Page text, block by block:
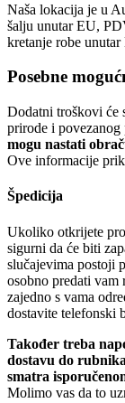
Naša lokacija je u
šalju unutar EU,
kretanje robe
Posebne
Dodatni troškovi će
prirode i povezanog
mogu nastati
Ove informacije
Špedicija
Ukoliko otkrijete
sigurni da će biti
slučajevima postoji
osobno predati vam
zajedno s vama
dostavite telefonski
Također treba
dostavu do
smatra
Molimo vas da to